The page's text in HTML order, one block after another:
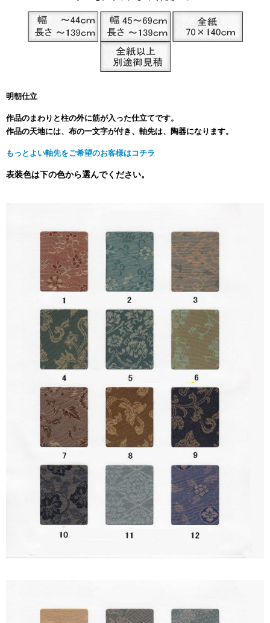
明朝仕立
作品のまわりと柱の外に筋が入った仕立てです。
作品の天地には、布の一文字が付き、軸先は、陶器になります。
もっとよい軸先をご希望のお客様はコチラ
表装色は下の色から選んでください。